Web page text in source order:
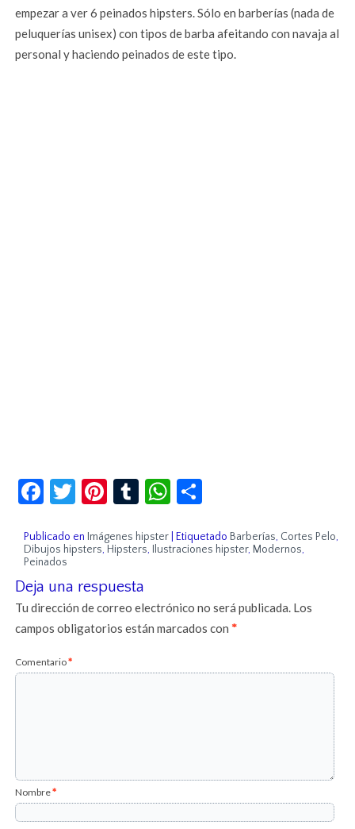
empezar a ver 6 peinados hipsters. Sólo en barberías (nada de
peluquerías unisex) con tipos de barba afeitando con navaja al
personal y haciendo peinados de este tipo.
Facebook
Twitter
Pinterest
TumblrWhatsApp
Publicado en Imágenes hipster Etiquetado Barberías, Cortes Pelo,
Dibujos hipsters, Hipsters, Ilustraciones hipster, Modernos,
Peinados
Deja una respuesta
Tu dirección de correo electrónico no será publicada. Los
campos obligatorios están marcados con*
Comentario*
Nombre*